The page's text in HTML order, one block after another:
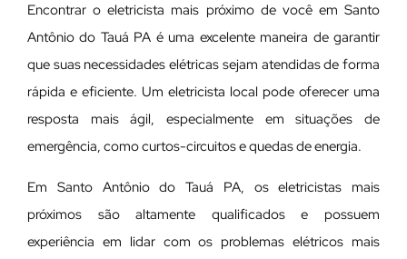
Encontrar o eletricista mais próximo de você em Santo
Antônio do Tauá PA é uma excelente maneira de garantir
que suas necessidades elétricas sejam atendidas de forma
rápida e eficiente. Um eletricista local pode oferecer uma
resposta mais ágil, especialmente em situações de
emergência, como curtos-circuitos e quedas de energia.
Em Santo Antônio do Tauá PA, os eletricistas mais
próximos são altamente qualificados e possuem
experiência em lidar com os problemas elétricos mais